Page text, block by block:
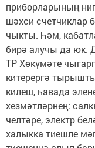
приборларының
шәхси
чыкты. Һәм,
бирә алучы да юк.
ТР Хөкүмәте
китерергә
килеш, һавада
хезмәтләрнең:
челтәре, электр
халыкка тиешле